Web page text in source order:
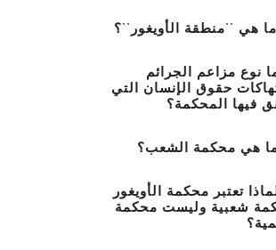
هي ``منطقة الأويغور``؟
نوع مزاعم الجرائم
حقوق الإنسان التي
فيها المحكمة؟
هي محكمة الشعب؟
تعتبر محكمة الأويغور
شعبية وليست محكمة